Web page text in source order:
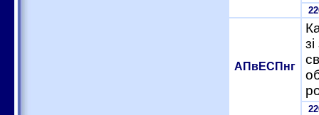
АПвЕСПнг